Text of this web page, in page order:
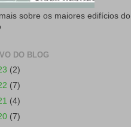
sobre os maiores edifícios do
DO BLOG
(2)
(7)
(4)
(7)